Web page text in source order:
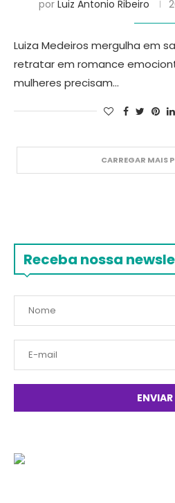
por Luiz Antonio Ribeiro
Luiza Medeiros mergulha em
retratar em romance
mulheres precisam…
CARREGAR MAIS
Receba nossa